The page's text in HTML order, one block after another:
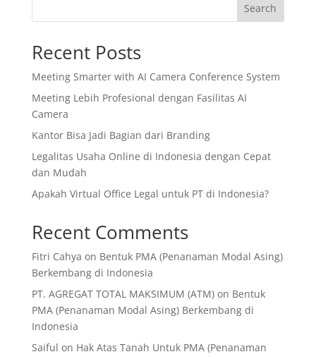
Search
Recent Posts
Meeting Smarter with AI Camera Conference System
Meeting Lebih Profesional dengan Fasilitas AI
Camera
Kantor Bisa Jadi Bagian dari Branding
Legalitas Usaha Online di Indonesia dengan Cepat
dan Mudah
Apakah Virtual Office Legal untuk PT di Indonesia?
Recent Comments
Fitri Cahya on Bentuk PMA (Penanaman Modal Asing)
Berkembang di Indonesia
PT. AGREGAT TOTAL MAKSIMUM (ATM)on Bentuk
PMA (Penanaman Modal Asing) Berkembang di
Indonesia
Saiful on Hak Atas Tanah Untuk PMA (Penanaman